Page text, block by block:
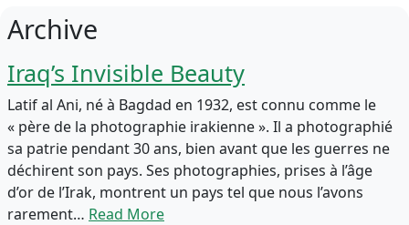
Archive
Iraq’s Invisible Beauty
Latif al Ani, né à Bagdad en 1932, est connu comme le
« père de la photographie irakienne ». Il a photographié
sa patrie pendant 30 ans, bien avant que les guerres ne
déchirent son pays. Ses photographies, prises à l’âge
d’or de l’Irak, montrent un pays tel que nous l’avons
rarement… Read More